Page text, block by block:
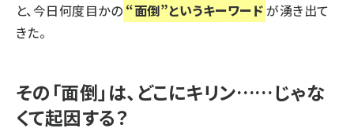
と、今日何度目かの “面倒”というキーワードが湧き出て
きた。
その「面倒」は、どこにキリン……じゃな
くて起因する？